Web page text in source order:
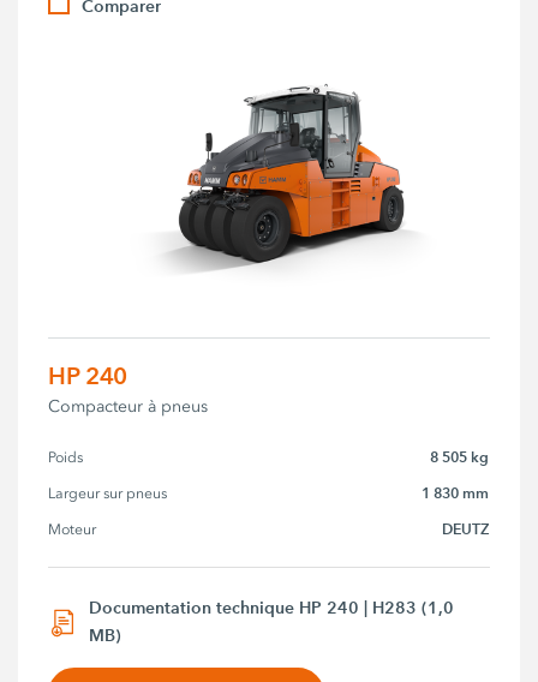
Comparer
HP 240
Compacteur à pneus
Poids 8 505 kg
Largeur sur pneus 1 830 mm
Moteur DEUTZ
Documentation technique HP 240 | H283 (1,0
MB)